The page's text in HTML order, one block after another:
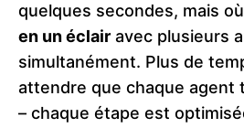
quelques secondes, mais
en un éclair avec plusieurs
simultanément. Plus de
attendre que chaque agent
– chaque étape est